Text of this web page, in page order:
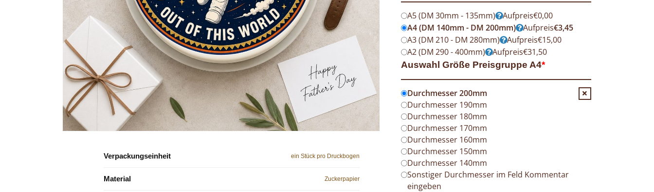
Verpackungseinheit ein Stück pro Druckbogen
Material Zuckerpapier
A5 (DM 30mm - 135mm) Aufpreis€0,00
A4 (DM 140mm - DM 200mm)
Aufpreis€3,45
A3 (DM 210 - DM 280mm)
Aufpreis€15,00
A2 (DM 290 - 400mm)
Aufpreis€31,50
*
Auswahl Größe Preisgruppe A4
Durchmesser 200mm
Durchmesser 190mm
Durchmesser 180mm
Durchmesser 170mm
Durchmesser 160mm
Durchmesser 150mm
Durchmesser 140mm
Sonstiger Durchmesser im Feld Kommentar
eingeben